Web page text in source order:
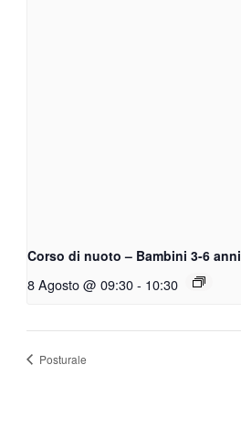
Corso di nuoto – Bambini 3-6 anni
8 Agosto @ 09:30 - 10:30
Posturale